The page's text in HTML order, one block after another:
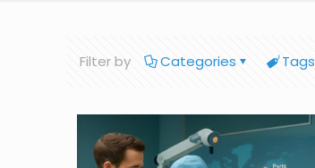
Filter by Categories Tags